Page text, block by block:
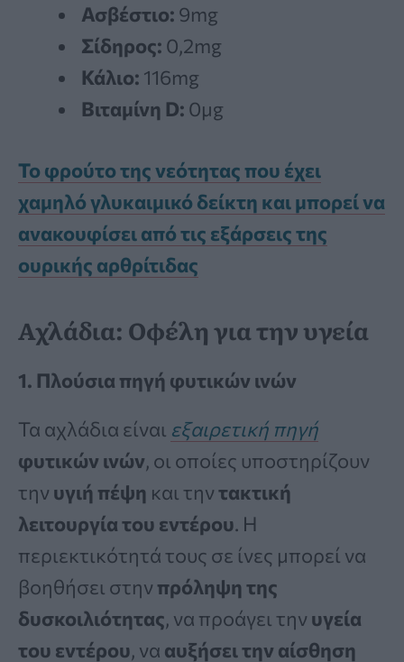
Ασβέστιο: 9mg
Σίδηρος: 0,2mg
Κάλιο: 116mg
Βιταμίνη D: 0μg
Το φρούτο της νεότητας που έχει
χαμηλό γλυκαιμικό δείκτη και μπορεί να
ανακουφίσει από τις εξάρσεις της
ουρικής αρθρίτιδας
Αχλάδια: Οφέλη για την υγεία
1. Πλούσια πηγή φυτικών ινών
Τα αχλάδια είναι εξαιρετική πηγή
φυτικών ινών, οι οποίες υποστηρίζουν
την υγιή πέψη και τηντακτική
λειτουργία του εντέρου. Η
περιεκτικότητά τους σε ίνες μπορεί να
βοηθήσει στην πρόληψη της
δυσκοιλιότητας, να προάγει την υγεία
του εντέρου, να αυξήσει την αίσθηση